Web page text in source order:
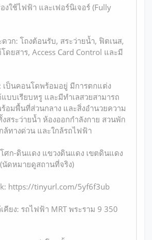
งใช้ไฟฟ้า และเฟอร์นิเจอร์ (Fully
วก: โถงต้อนรับ, สระว่ายน้ำ, ฟิตเนส,
ยสาร, Access Card Control และมี
เป็นคอนโดพร้อมอยู่ มีการตกแต่ง
บบเรียบหรู และมีทำเลสวยสามารถ
ร้อมพื้นที่ส่วนกลาง และสิ่งอำนวยความ
สระว่ายน้ำ ห้องออกกำลังกาย สวนพัก
ทางด่วน และใกล้รถไฟฟ้า
ศก-ดินแดง แขวงดินแดง เขตดินแดง
นัดหมายดูสถานที่จริง)
https://tinyurl.com/5yf6f3ub
ยง: รถไฟฟ้า MRT พระราม 9 350